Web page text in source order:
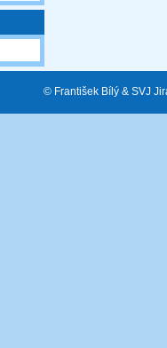
© František Bílý & SVJ